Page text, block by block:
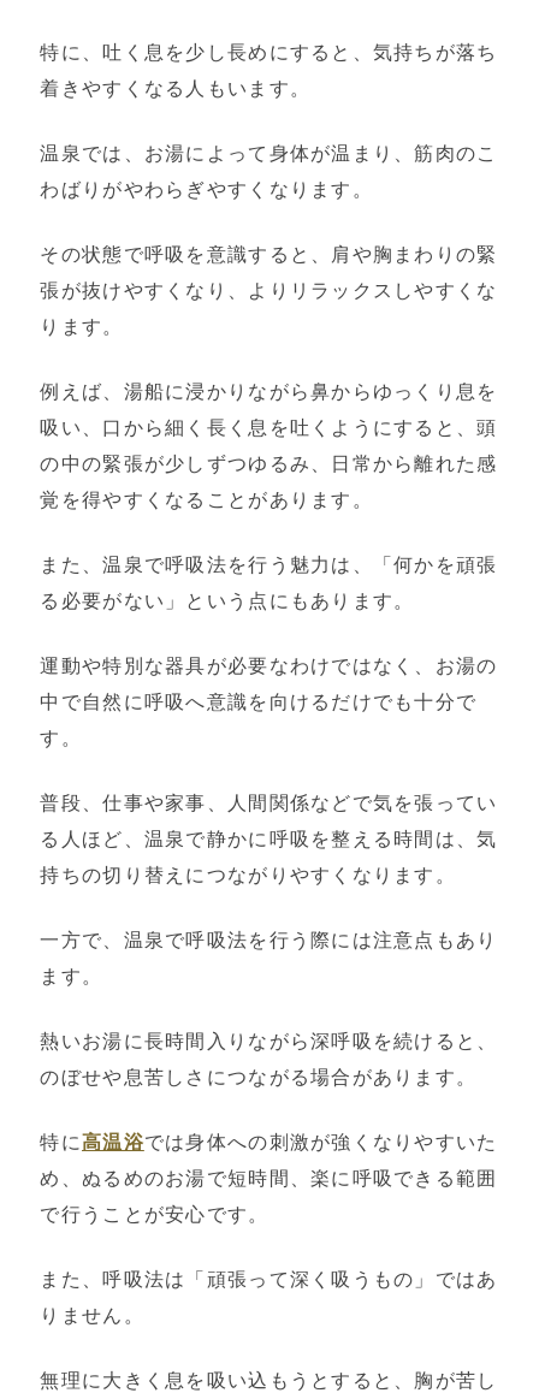
特に、吐く息を少し長めにすると、気持ちが落ち
着きやすくなる人もいます。
温泉では、お湯によって身体が温まり、筋肉のこ
わばりがやわらぎやすくなります。
その状態で呼吸を意識すると、肩や胸まわりの緊
張が抜けやすくなり、よりリラックスしやすくな
ります。
例えば、湯船に浸かりながら鼻からゆっくり息を
吸い、口から細く長く息を吐くようにすると、頭
の中の緊張が少しずつゆるみ、日常から離れた感
覚を得やすくなることがあります。
また、温泉で呼吸法を行う魅力は、「何かを頑張
る必要がない」という点にもあります。
運動や特別な器具が必要なわけではなく、お湯の
中で自然に呼吸へ意識を向けるだけでも十分で
す。
普段、仕事や家事、人間関係などで気を張ってい
る人ほど、温泉で静かに呼吸を整える時間は、気
持ちの切り替えにつながりやすくなります。
一方で、温泉で呼吸法を行う際には注意点もあり
ます。
熱いお湯に長時間入りながら深呼吸を続けると、
のぼせや息苦しさにつながる場合があります。
特に高温浴では身体への刺激が強くなりやすいた
め、ぬるめのお湯で短時間、楽に呼吸できる範囲
で行うことが安心です。
また、呼吸法は「頑張って深く吸うもの」ではあ
りません。
無理に大きく息を吸い込もうとすると、胸が苦し